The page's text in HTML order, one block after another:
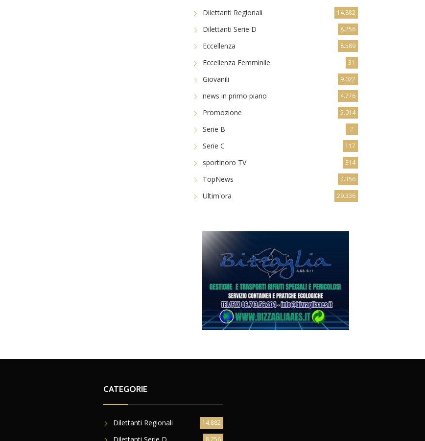
Dilettanti Regionali 14.882
Dilettanti Serie D 8.256
Eccellenza 8.589
Eccellenza Femminile 31
Giovanili 9.022
news in primo piano 4.776
Promozione 5.014
Serie B 2
Serie C 117
sportinoro TV 314
TopNews 4.356
Ultim'ora 29.336
CATEGORIE
Dilettanti Regionali 14.882
8.256